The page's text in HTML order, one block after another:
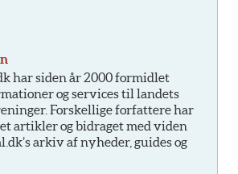
har siden år 2000 formidlet
og services til landets
Forskellige forfattere har
artikler og bidraget med viden
arkiv af nyheder, guides og